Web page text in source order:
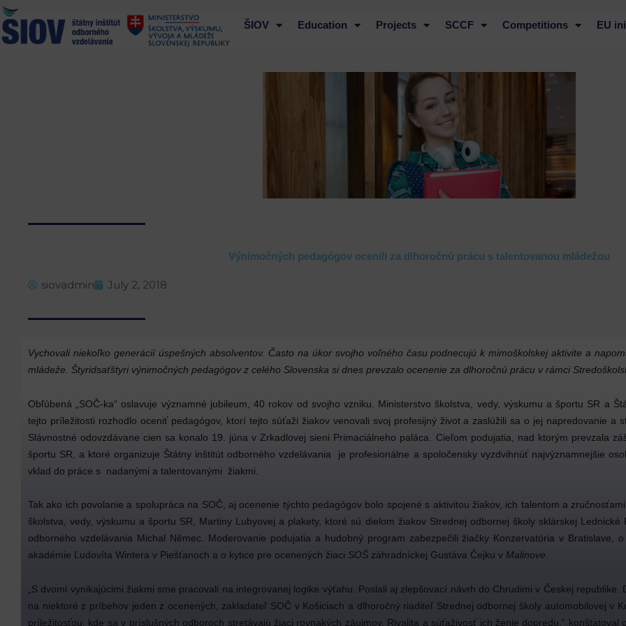
Preskočiť
na
obsah
ŠIOV Education Projects SCCF Competitions EU
Výnimočných pedagógov ocenili za dlhoročnú prácu s talentovanou mládežou
siovadmin July 2, 2018
Vychovali niekoľko generácií úspešných absolventov. Často na úkor svojho voľného času podnecujú k mimoškolskej aktivite a
mládeže. Štyridsaťštyri výnimočných pedagógov z celého Slovenska si dnes prevzalo ocenenie za dlhoročnú prácu v rámci
Obľúbená „SOČ-ka“ oslavuje významné jubileum, 40 rokov od svojho vzniku. Ministerstvo školstva, vedy, výskumu a športu SR a
tejto príležitosti rozhodlo oceniť pedagógov, ktorí tejto súťaži žiakov venovali svoj profesijný život a zaslúžili sa o jej napredovanie a
Slávnostné odovzdávane cien sa konalo 19. júna v Zrkadlovej sieni Primaciálneho paláca. Cieľom podujatia, nad ktorým prevzala
športu SR, a ktoré organizuje Štátny inštitút odborného vzdelávania je profesionálne a spoločensky vyzdvihnúť najvýznamnejšie
vklad do práce s nadanými a talentovanými žiakmi.
Tak ako ich povolanie a spolupráca na SOČ, aj ocenenie týchto pedagógov bolo spojené s aktivitou žiakov, ich talentom a
školstva, vedy, výskumu a športu SR, Martiny Lubyovej a plakety, ktoré sú dielom žiakov Strednej odbornej školy sklárskej
odborného vzdelávania Michal Němec. Moderovanie podujatia a hudobný program zabezpečili žiačky Konzervatória v Bratislave,
akadémie Ľudovíta Wintera v Piešťanoch a o kytice pre ocenených žiaci SOŠ záhradníckej Gustáva Čejku v Malinove
„S dvomi vynikajúcimi žiakmi sme pracovali na integrovanej logike výťahu. Poslali aj zlepšovací návrh do Chrudimi v Českej
na niektoré z príbehov jeden z ocenených, zakladateľ SOČ v Košiciach a dlhoročný riaditeľ Strednej odbornej školy automobilovej v
príležitosťou, kde sa v príslušných odboroch stretávajú žiaci rovnakých záujmov. Rivalita a súťaživosť ich ženie dopredu,“ konštatoval